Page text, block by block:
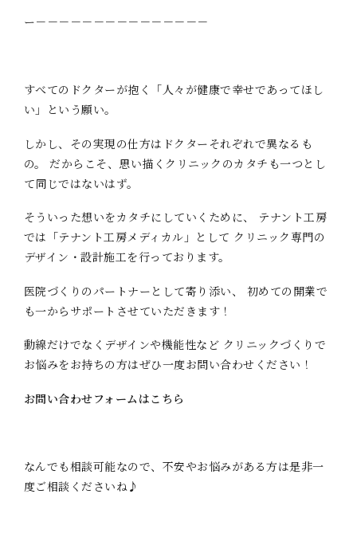
ー－－－－－－－－－－－－－－－
すべてのドクターが抱く「人々が健康で幸せであってほし
い」という願い。
しかし、その実現の仕方はドクターそれぞれで異なるも
の。 だからこそ、思い描くクリニックのカタチも一つとし
て同じではないはず。
そういった想いをカタチにしていくために、 テナント工房
では「テナント工房メディカル」として クリニック専門の
デザイン・設計施工を行っております。
医院づくりのパートナーとして寄り添い、 初めての開業で
も一からサポートさせていただきます！
動線だけでなくデザインや機能性など クリニックづくりで
お悩みをお持ちの方はぜひ一度お問い合わせください！
お問い合わせフォームはこちら
なんでも相談可能なので、不安やお悩みがある方は是非一
度ご相談くださいね♪